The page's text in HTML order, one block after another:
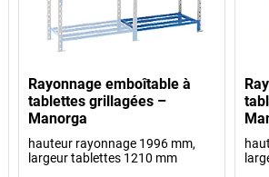
Rayonnage emboîtable à
tablettes grillagées –
Manorga
hauteur rayonnage 1996 mm,
largeur tablettes 1210 mm